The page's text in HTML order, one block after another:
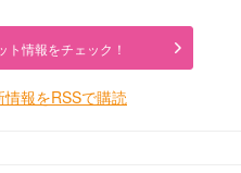
ト情報をチェック！
報をRSSで購読